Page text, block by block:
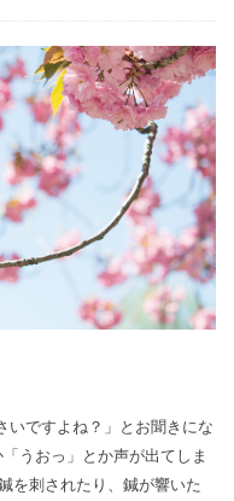
いですよね？」とお聞きにな
うおっ」とか声が出てしま
を刺されたり、鍼が響いた